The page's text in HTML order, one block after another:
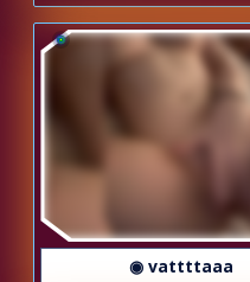
◉ vattttaaa